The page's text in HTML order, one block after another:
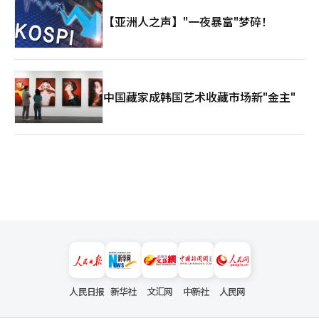
【亚洲人之声】"一夜暴富"梦碎！
中国藏家成韩国艺术收藏市场新"金主"
人民日报 新华社 文汇网 中新社 人民网